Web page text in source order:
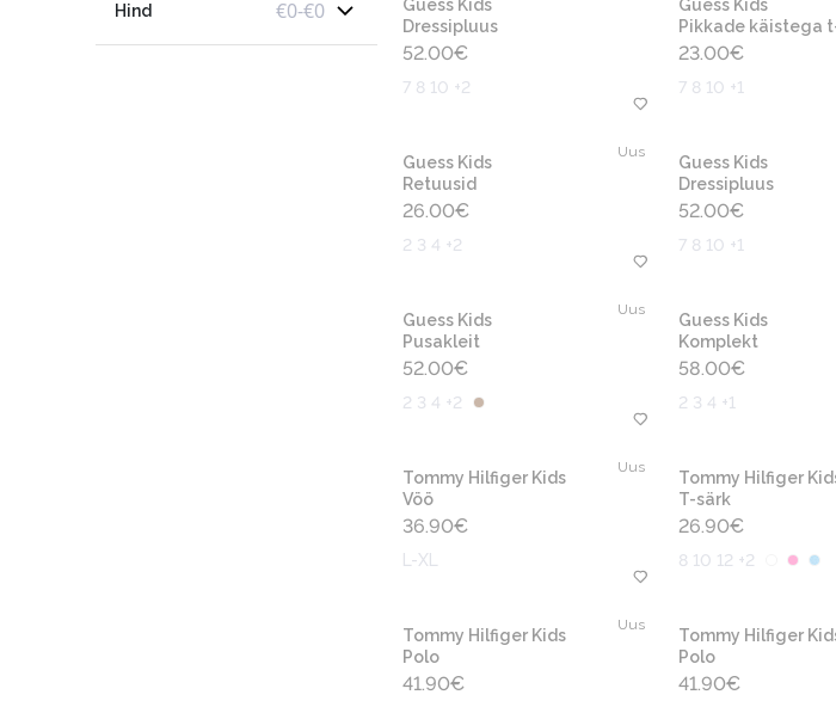
Hind €0-€0
Guess Kids
Dressipluus
52.00€
7 8 10 +2
Guess Kids
Pikkade käistega
23.00€
7 8 10 +1
Uus
Guess Kids
Retuusid
26.00€
2 3 4 +2
Guess Kids
Dressipluus
52.00€
7 8 10 +1
Uus
Guess Kids
Pusakleit
52.00€
2 3 4 +2
Guess Kids
Komplekt
58.00€
2 3 4 +1
Uus
Tommy Hilfiger Kids
Vöö
36.90€
L-XL
Tommy Hilfiger
T-särk
26.90€
8 10 12 +2
Uus
Tommy Hilfiger Kids
Polo
41.90€
Tommy Hilfiger
Polo
41.90€